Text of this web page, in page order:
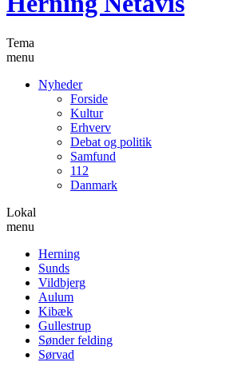
Tema
menu
Nyheder
Forside
Kultur
Erhverv
Debat og politik
Samfund
112
Danmark
Lokal
menu
Herning
Sunds
Vildbjerg
Aulum
Kibæk
Gullestrup
Sønder felding
Sørvad